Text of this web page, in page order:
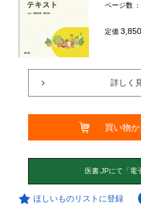
ページ数
定価
詳しく
買い物
ほしいものリストに登録